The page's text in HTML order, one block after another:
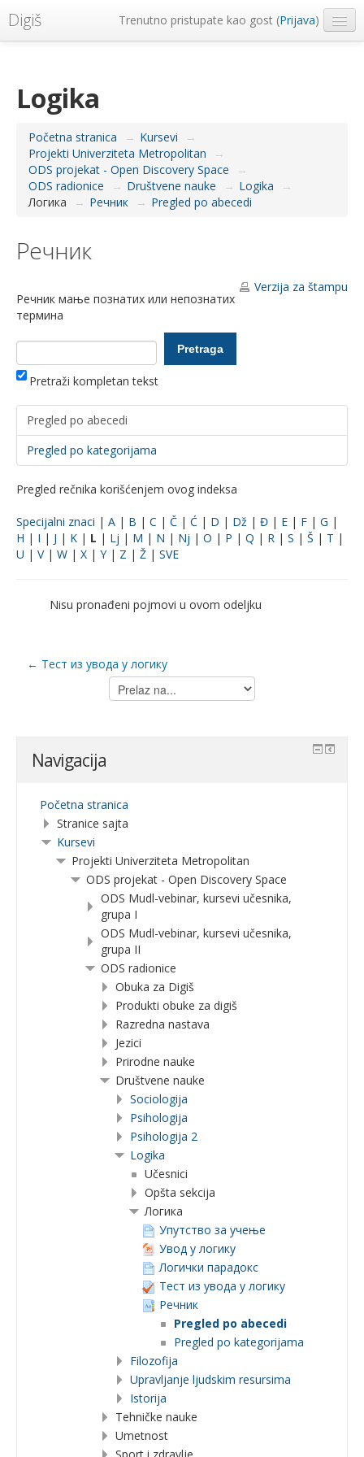
Digiš Trenutno pristupate kao gost (Prijava)
Srpski ‎(sr_lt)‎
Logika
Početna stranica → Kursevi
→
Projekti Univerziteta Metropolitan
→
ODS projekat - Open Discovery Space
→
ODS radionice
→ Društvene nauke → Logika
→
Логика
→ Речник → Pregled po abecedi
Речник
Verzija za štampu
Речник мање познатих или непознатих
термина
Pretraži kompletan tekst
Pregled po abecedi
Pregled po kategorijama
Pregled rečnika korišćenjem ovog indeksa
Specijalni znaci | A | B | C | Č | Ć | D | Dž | Đ | E | F | G |
H | I | J | K | L | Lj | M | N | Nj | O | P | Q | R | S | Š | T |
U | V| W | X | Y| Z | Ž | SVE
Nisu pronađeni pojmovi u ovom odeljku
← Тест из увода у логику
Prelaz
na...
Navigacija
Početna stranica
Stranice sajta
Kursevi
Projekti Univerziteta Metropolitan
ODS projekat - Open Discovery Space
ODS Mudl-vebinar, kursevi učesnika,
grupa I
ODS Mudl-vebinar, kursevi učesnika,
grupa II
ODS radionice
Obuka za Digiš
Produkti obuke za digiš
Razredna nastava
Jezici
Prirodne nauke
Društvene nauke
Sociologija
Psihologija
Psihologija 2
Logika
Učesnici
Opšta sekcija
Логика
Упутство за учење
Увод у логику
Логички парадокс
Тест из увода у логику
Речник
Pregled po abecedi
Pregled po kategorijama
Filozofija
Upravljanje ljudskim resursima
Istorija
Tehničke nauke
Umetnost